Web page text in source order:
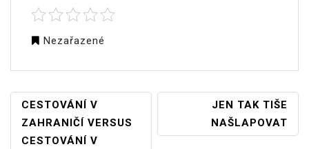
Nezařazené
NAVIGACE
PRO
PŘÍSPĚVEK
CESTOVÁNÍ V
ZAHRANIČÍ VERSUS
CESTOVÁNÍ V
JEN TAK TIŠE
NAŠLAPOVAT